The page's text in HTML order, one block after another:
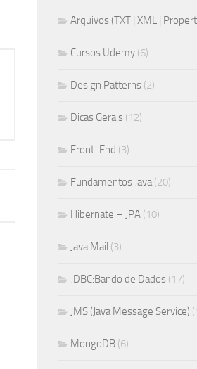
Arquivos (TXT | XML |
Cursos Udemy (6)
Design Patterns (2)
Dicas Gerais (12)
Front-End (3)
Fundamentos Java(20)
Hibernate – JPA (10)
Java Mail (3)
JDBC:Bando de Dados (17)
JMS (Java Message Service)
MongoDB (6)